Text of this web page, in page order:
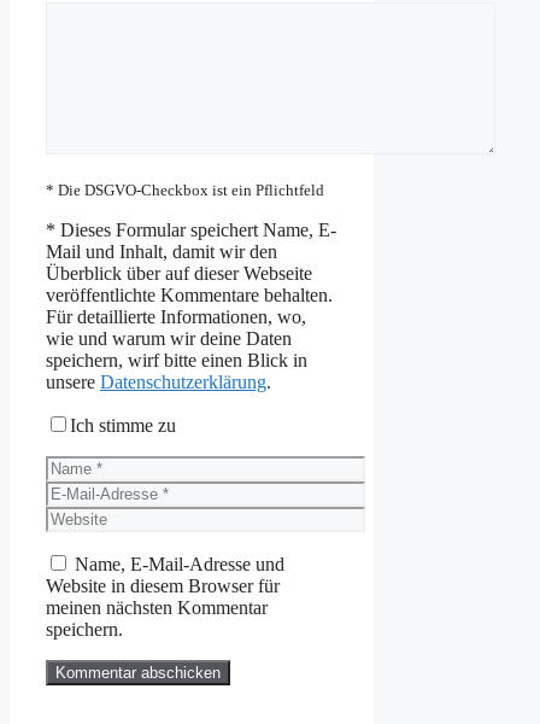
* Die DSGVO-Checkbox ist ein Pflichtfeld
* Dieses Formular speichert Name, E-
Mail und Inhalt, damit wir den
Überblick über auf dieser Webseite
veröffentlichte Kommentare behalten.
Für detaillierte Informationen, wo,
wie und warum wir deine Daten
speichern, wirf bitte einen Blick in
unsere Datenschutzerklärung.
Ich stimme zu
Name
E-
Mail-
Adresse
Website
Name, E-Mail-Adresse und
Website in diesem Browser für
meinen nächsten Kommentar
speichern.